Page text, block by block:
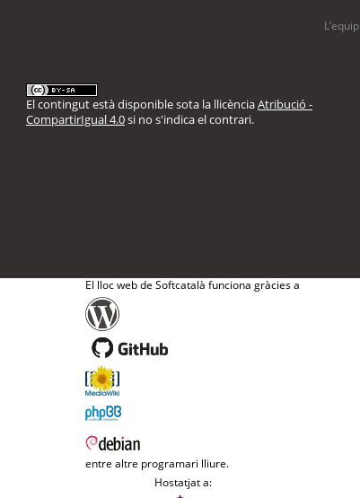
L’equip
El contingut està disponible sota la llicènciaAtribució -
CompartirIgual 4.0si no s'indica el contrari.
El lloc web de Softcatalà funciona gràcies a
entre altre programari lliure.
Hostatjat a: